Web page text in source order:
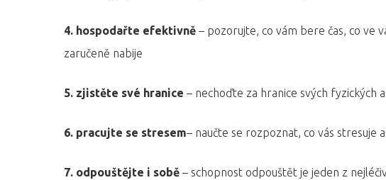
4. hospodařte efektivně – pozorujte, co vám bere čas, co ve
zaručeně nabije
5. zjistěte své hranice – nechoďte za hranice svých fyzických
6. pracujte se stresem– naučte se rozpoznat, co vás stresuje
7. odpouštějte i sobě – schopnost odpouštět je jeden z